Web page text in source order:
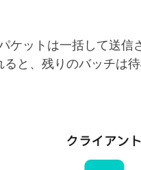
ケットは一括して送信
と、残りのバッチは